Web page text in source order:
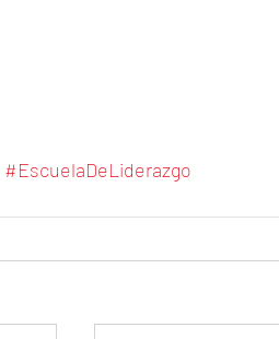
#EscuelaDeLiderazgo